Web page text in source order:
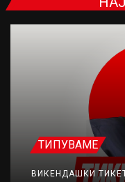
ТИПУВАМЕ
ВИКЕНДАШКИ